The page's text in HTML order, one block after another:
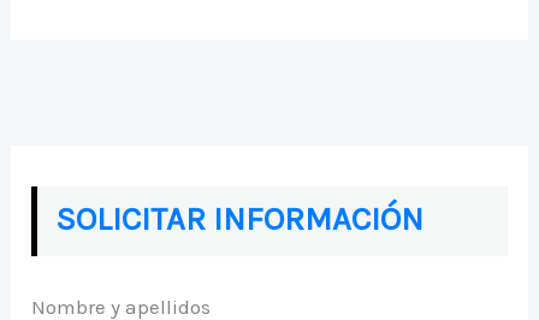
SOLICITAR INFORMACIÓN
Nombre y apellidos